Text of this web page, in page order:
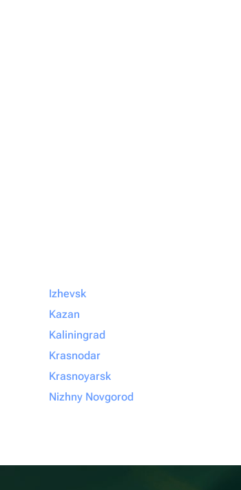
Izhevsk
Kazan
Kaliningrad
Krasnodar
Krasnoyarsk
Nizhny Novgorod